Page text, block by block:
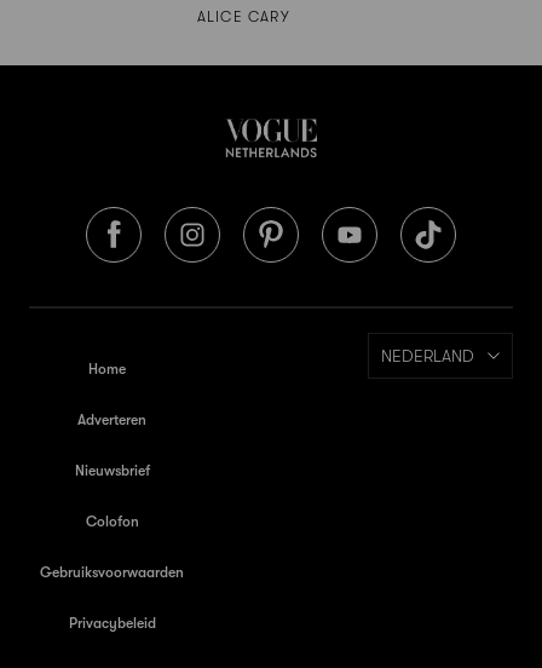
ALICE CARY
Home
Adverteren
Nieuwsbrief
Colofon
Gebruiksvoorwaarden
Privacybeleid
NEDERLAND